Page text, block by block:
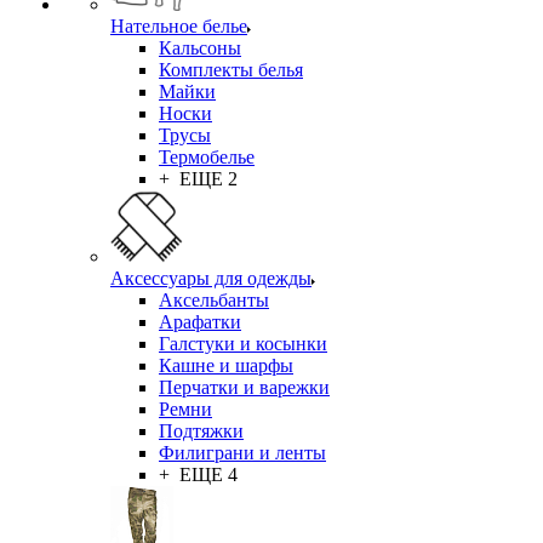
Нательное белье
Кальсоны
Комплекты белья
Майки
Носки
Трусы
Термобелье
+ ЕЩЕ 2
Аксессуары для одежды
Аксельбанты
Арафатки
Галстуки и косынки
Кашне и шарфы
Перчатки и варежки
Ремни
Подтяжки
Филиграни и ленты
+ ЕЩЕ 4